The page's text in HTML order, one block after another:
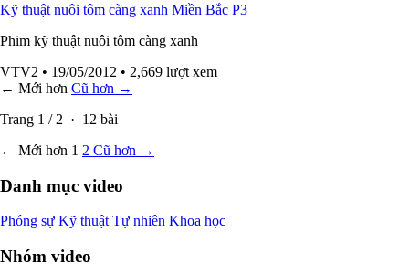
Kỹ thuật nuôi tôm càng xanh Miền Bắc P3
Phim kỹ thuật nuôi tôm càng xanh
VTV2 • 19/05/2012 • 2,669 lượt xem
← Mới hơn Cũ hơn →
Trang 1 / 2 · 12 bài
← Mới hơn 1 2 Cũ hơn →
Danh mục video
Phóng sự Kỹ thuật Tự nhiên Khoa học
Nhóm video